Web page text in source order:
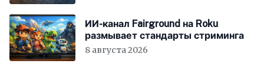
ИИ-канал Fairground на Roku
размывает стандарты стриминга
8 августа 2026